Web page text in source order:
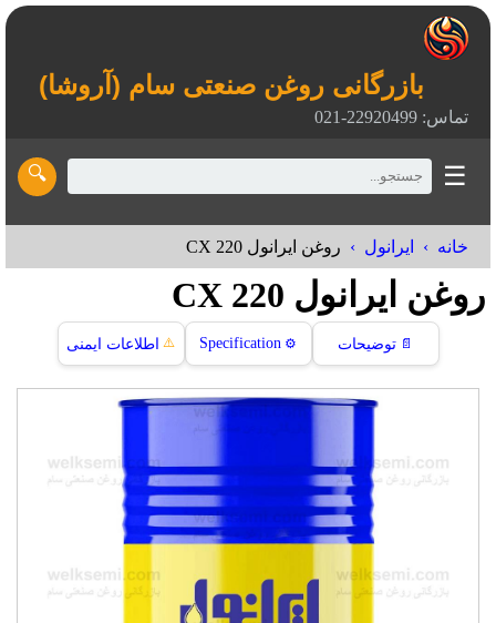
بازرگانی روغن صنعتی سام (آروشا)
تماس: 22920499-021
☰
🔍
خانه ایرانول روغن ایرانول CX 220
روغن ایرانول CX 220
📄 توضیحات ⚙️
Specification
⚠️ اطلاعات ایمنی